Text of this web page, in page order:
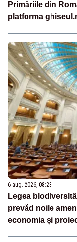
Primăriile din
platforma
6 aug. 2026, 08:28
Legea
prevăd noile
economia și